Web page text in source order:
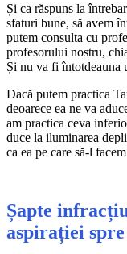
Și ca răspuns la
sfaturi bune, să avem
putem consulta cu
profesorului nostru,
Și nu va fi întotdeauna
Dacă putem practica
deoarece ea ne va
am practica ceva
duce la iluminarea
ca ea pe care să-l
Șapte
aspirației